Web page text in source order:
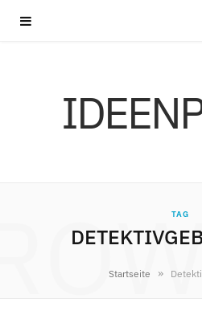
TAG
Startseite »